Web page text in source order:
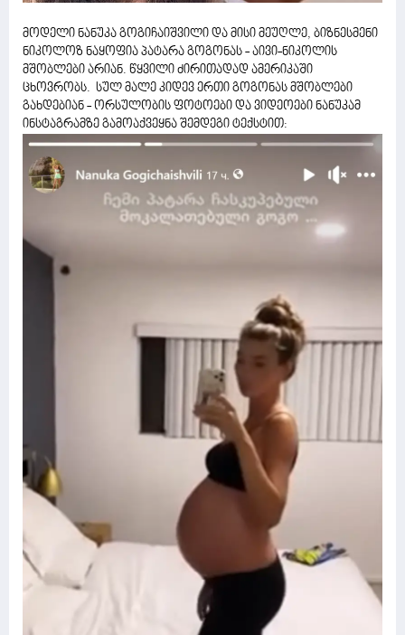
მოდელი ნანუკა გოგიჩაიშვილი და მისი მეუღლე, ბიზნესმენი
ნიკოლოზ ნაყოფია პატარა გოგონას - აივი-ნიკოლის
მშობლები არიან. წყვილი ძირითადად ამერიკაში
ცხოვრობს. სულ მალე კიდევ ერთი გოგონას მშობლები
გახდებიან - ორსულობის ფოტოები და ვიდეოები ნანუკამ
ინსტაგრამზე გამოაქვეყნა შემდეგი ტექსტით: